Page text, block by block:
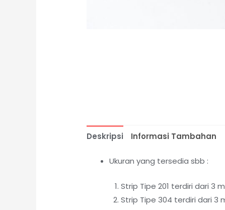
Deskripsi Informasi Tambahan
Ukuran yang tersedia sbb :
Strip Tipe 201 terdiri dari 3
Strip Tipe 304 terdiri dari 3